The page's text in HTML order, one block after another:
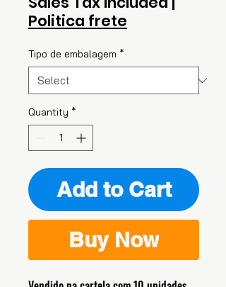
Politica frete
Tipo de embalagem *
Quantity *
Add to Cart
Buy Now